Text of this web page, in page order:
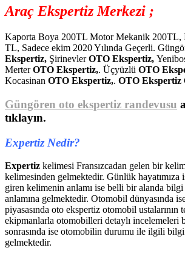
Araç Ekspertiz Merkezi ;
Kaporta Boya 200TL Motor Mekanik 200TL,
TL, Sadece ekim 2020 Yılında Geçerli.
Ekspertiz, ŞirinevlerOTO Ekspertiz,
MerterOTO Ekspertiz,. Üçyüzlü OTO
Kocasinan OTO Ekspertiz,. OTO Ekspertiz
Güngören oto ekspertiz randevusu
tıklayın.
Expertiz Nedir?
Expertiz kelimesi Fransızcadan gelen bir
kelimesinden gelmektedir. Günlük hayatımıza
giren kelimenin anlamı ise belli bir alanda
anlamına gelmektedir. Otomobil dünyasında
piyasasında oto ekspertiz otomobil ustalarının
ekipmanlarla otomobilleri detaylı incelemeleri
sonrasında ise otomobilin durumu ile ilgili bilgi
gelmektedir.